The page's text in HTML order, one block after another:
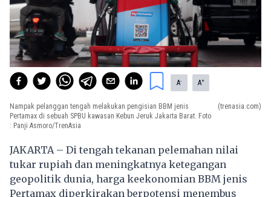
A- A+
Nampak pelanggan tengah melakukan pengisian BBM jenis
Pertamax di sebuah SPBU kawasan Kebun Jeruk Jakarta Barat. Foto
: Panji Asmoro/TrenAsia
(trenasia.com)
JAKARTA – Di tengah tekanan pelemahan nilai
tukar rupiah dan meningkatnya ketegangan
geopolitik dunia, harga keekonomian BBM jenis
Pertamax diperkirakan berpotensi menembus